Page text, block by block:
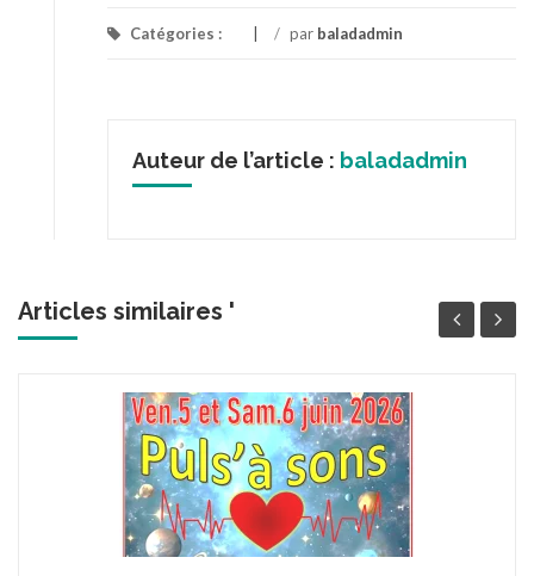
Catégories : / par baladadmin
Auteur de l’article : baladadmin
Articles similaires '